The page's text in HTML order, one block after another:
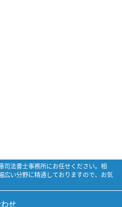
司法書士事務所にお任せください。相
広い分野に精通しておりますので、お気
せ